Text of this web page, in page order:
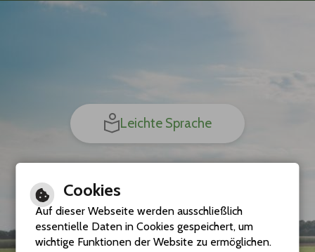
Leichte Sprache
Gebärdensprache
Cookies
Auf dieser Webseite werden ausschließlich
essentielle Daten in Cookies gespeichert, um
wichtige Funktionen der Website zu ermöglichen.